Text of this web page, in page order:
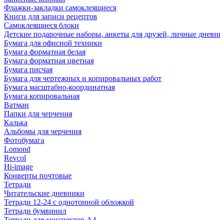
Флажки-закладки самоклеящиеся
Книги для записи рецептов
Самоклеящиеся блоки
Детские подарочные наборы, анкеты для друзей, личные
Бумага для офисной техники
Бумага форматная белая
Бумага форматная цветная
Бумага писчая
Бумага для чертежных и копировальных работ
Бумага масштабно-координатная
Бумага копировальная
Ватман
Папки для черчения
Калька
Альбомы для черчения
Фотобумага
Lomond
Revcol
Hi-image
Конверты почтовые
Тетради
Читательские дневники
Тетради 12-24 с однотонной обложкой
Тетради бумвинил